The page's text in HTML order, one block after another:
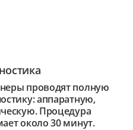
проводят полную
аппаратную,
Процедура
около 30 минут.